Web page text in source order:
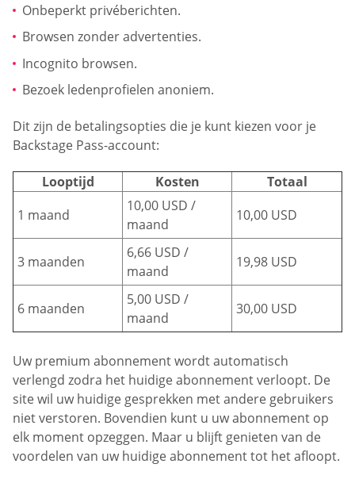
Onbeperkt privéberichten.
Browsen zonder advertenties.
Incognito browsen.
Bezoek ledenprofielen anoniem.
Dit zijn de betalingsopties die je kunt kiezen voor je
Backstage Pass-account:
Looptijd Kosten
Totaal
1 maand
10,00 USD /
maand
10,00 USD
3 maanden
6,66 USD /
maand
19,98 USD
6 maanden
5,00 USD /
maand
30,00 USD
Uw premium abonnement wordt automatisch
verlengd zodra het huidige abonnement verloopt. De
site wil uw huidige gesprekken met andere gebruikers
niet verstoren. Bovendien kunt u uw abonnement op
elk moment opzeggen. Maar u blijft genieten van de
voordelen van uw huidige abonnement tot het afloopt.